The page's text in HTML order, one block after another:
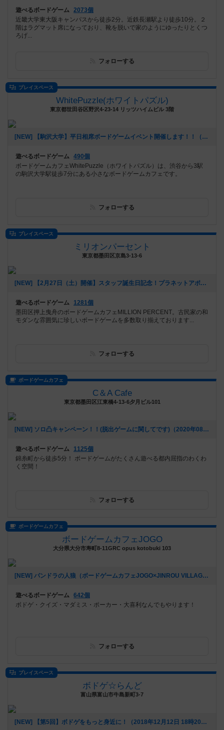
遊べるボードゲーム 2073個
近畿大学東大阪キャンパスから徒歩2分。近鉄長瀬駅より徒歩10分。２
階はラグマット席になっており、靴を脱いで家のようにゆったりとくつ
ろげ...
フォローする
プレイスペース
WhitePuzzle(ホワイトパズル)
東京都世田谷区野沢4-23-14 リッツハイムビル 3階
[NEW] 【駒沢大学】平日相席ボードゲームイベント開催します！！（2023年02月14日 11時49分）
遊べるボードゲーム 490個
ボードゲームカフェWhitePuzzle（ホワイトパズル）は、渋谷から3駅
の駒沢大学駅徒歩7分にある小さなボードゲームカフェです。
フォローする
プレイスペース
ミリオンパーセント
東京都墨田区京島3-13-6
[NEW] 【2月27日（土）開催】スタッフ誕生日記念！プラネットアポカリプス会！！（2021年02月02日 13時24分）
遊べるボードゲーム
1281個
墨田区押上曳舟のボードゲームカフェMILLION PERCENT。古民家の和
モダンな雰囲気に珍しいボードゲームを多数取り揃えております...
フォローする
ボードゲームカフェ
C＆A Cafe
東京都墨田区江東橋4-13-6夕月ビル101
[NEW] ソロ凸キャンペーン！！(脱出ゲームに関してです)（2020年08月17日 13時11分）
遊べるボードゲーム
1125個
錦糸町から徒歩5分！ ボードゲームがたくさん遊べる都内屈指のわくわ
く空間！
フォローする
ボードゲームカフェ
ボードゲームカフェJOGO
大分県大分市寿町8-11GRC opus kotobuki 103
[NEW] パンドラの人狼（ボードゲームカフェJOGO×JINROU VILLAGE）（2019年06月06日 22時58分）
遊べるボードゲーム 642個
ボドゲ・クイズ・マダミス・ポーカー・大喜利なんでもやります！
フォローする
プレイスペース
ボドゲ☆らんど
富山県富山市牛島新町3-7
[NEW] 【第5回】ボドゲをもっと身近に！（2018年12月12日 18時20分）